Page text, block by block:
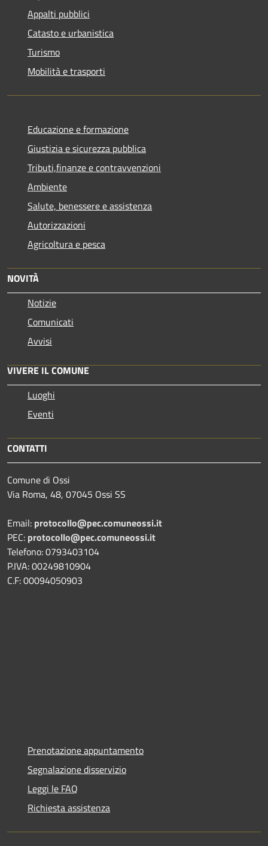
Appalti pubblici
Catasto e urbanistica
Turismo
Mobilità e trasporti
Educazione e formazione
Giustizia e sicurezza pubblica
Tributi,finanze e contravvenzioni
Ambiente
Salute, benessere e assistenza
Autorizzazioni
Agricoltura e pesca
NOVITÀ
Notizie
Comunicati
Avvisi
VIVERE IL COMUNE
Luoghi
Eventi
CONTATTI
Comune di Ossi
Via Roma, 48, 07045 Ossi SS
Email: protocollo@pec.comuneossi.it
PEC: protocollo@pec.comuneossi.it
Telefono: 0793403104
P.IVA: 00249810904
C.F: 00094050903
Prenotazione appuntamento
Segnalazione disservizio
Leggi le FAQ
Richiesta assistenza